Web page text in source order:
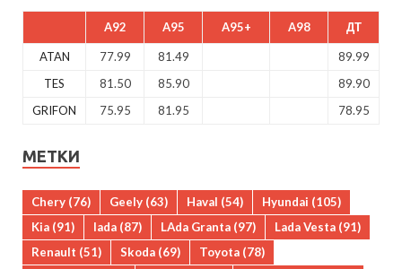
A92 A95 A95+ A98 ДТ
ATAN 77.99 81.49
89.99
TES
81.50 85.90
89.90
GRIFON
75.95 81.95 78.95
МЕТКИ
Chery (76) Geely (63) Haval (54) Hyundai (105)
Kia (91) lada (87) LAda Granta (97) Lada Vesta (91)
Renault (51) Skoda (69) Toyota (78)